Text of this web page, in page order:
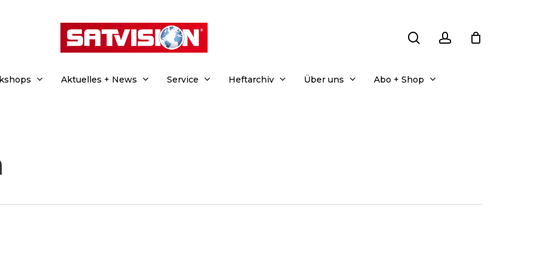
Aktuelles + News Service Heftarchiv Über uns Abo + Shop